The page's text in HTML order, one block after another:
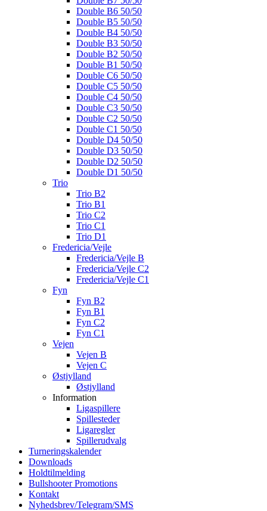
Double B6 50/50
Double B5 50/50
Double B4 50/50
Double B3 50/50
Double B2 50/50
Double B1 50/50
Double C6 50/50
Double C5 50/50
Double C4 50/50
Double C3 50/50
Double C2 50/50
Double C1 50/50
Double D4 50/50
Double D3 50/50
Double D2 50/50
Double D1 50/50
Trio
Trio B2
Trio B1
Trio C2
Trio C1
Trio D1
Fredericia/Vejle
Fredericia/Vejle B
Fredericia/Vejle C2
Fredericia/Vejle C1
Fyn
Fyn B2
Fyn B1
Fyn C2
Fyn C1
Vejen
Vejen B
Vejen C
Østjylland
Østjylland
Information
Ligaspillere
Spillesteder
Ligaregler
Spillerudvalg
Turneringskalender
Downloads
Holdtilmelding
Bullshooter Promotions
Kontakt
Nyhedsbrev/Telegram/SMS